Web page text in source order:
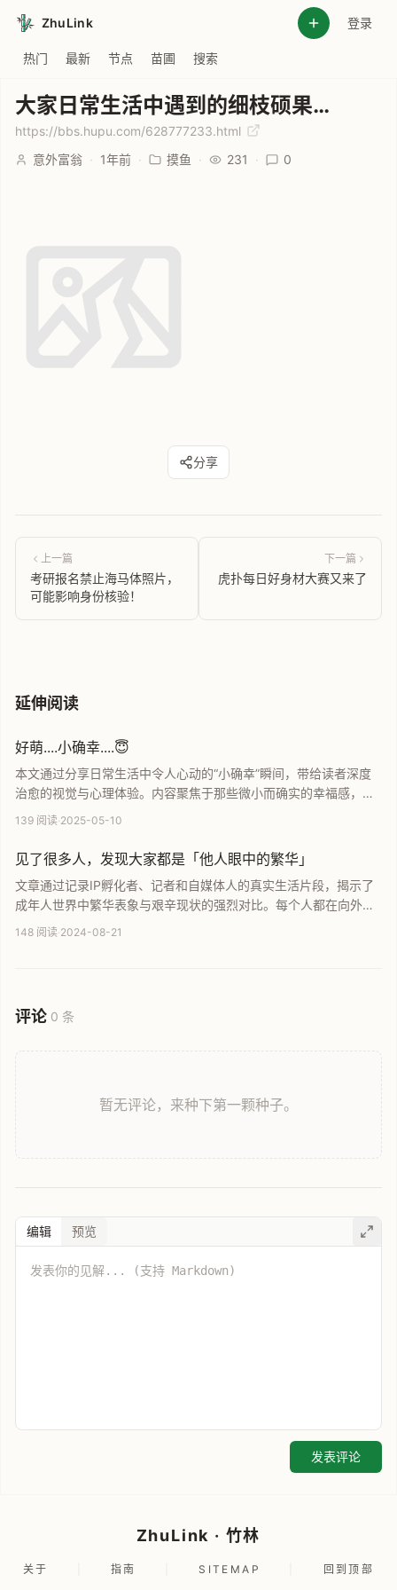
ZhuLink 登录
热门 最新 节点 苗圃 搜索
大家日常生活中遇到的细枝硕果…
https://bbs.hupu.com/628777233.html
意外富翁 · 1年前 · 摸鱼 · 231 · 0
分享
上一篇
考研报名禁止海马体照片，
可能影响身份核验！
下一篇
虎扑每日好身材大赛又来了
延伸阅读
好萌....小确幸....😇
本文通过分享日常生活中令人心动的“小确幸”瞬间，带给读者深度
治愈的视觉与心理体验。内容聚焦于那些微小而确实的幸福感，无
论是萌动的人事物还是温馨的生活点滴，旨在传递积极的生活态度
139 阅读·2025-05-10
见了很多人，发现大家都是「他人眼中的繁华」
文章通过记录IP孵化者、记者和自媒体人的真实生活片段，揭示了
成年人世界中繁华表象与艰辛现状的强烈对比。每个人都在向外界
展示最高光的一面，而背后的焦虑与困顿却鲜为人知。本文旨在通
148 阅读·2024-08-21
评论 0 条
暂无评论，来种下第一颗种子。
编辑 预览
发表评论
ZhuLink · 竹林
关于 指南 SITEMAP 回到顶部